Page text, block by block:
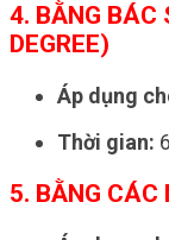
4. BẰNG BÁC
DEGREE)
Áp dụng
Thời gian:
5. BẰNG CÁC